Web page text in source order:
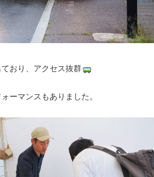
おり、アクセス抜群
ーマンスもありました。